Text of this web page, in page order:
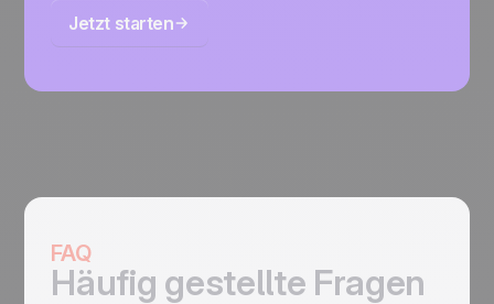
Jetzt starten
FAQ
Häufig gestellte Fragen